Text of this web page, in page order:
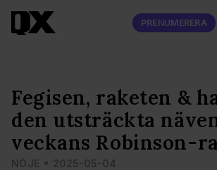
PRENUMERERA
Fegisen, raketen &
den utsträckta
veckans Robinson-
NÖJE 2025-05-04